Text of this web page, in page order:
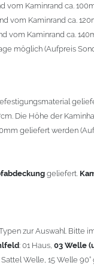
zur Auswahl. Bitte
: 01 Haus,03 Welle
15 Welle 90°
(Pagode), 10
3-fache vom 1,5mm
undKaminbreite
Kaminhaubemit
vom Kaminrand ca.
vom Kaminrand ca.
vom Kaminrand ca.
möglich (Aufpreis
Die Höhe der
geliefert werden
geliefert.
zur Auswahl. Bitte
: 01 Haus, 03 Welle
Welle, 15 Welle